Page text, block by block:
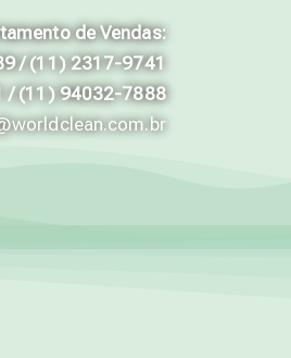
de Vendas:
/ (11) 2317-9741
/ (11) 94032-7888